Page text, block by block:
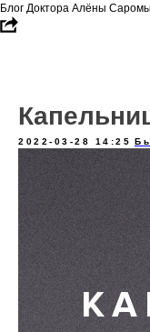
Блог Доктора Алёны
2022-03-28 14:25